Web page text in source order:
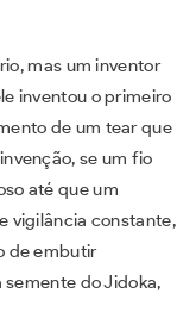
mas um inventor
inventou o primeiro
de um tear que
se um fio
até que um
vigilância constante,
de embutir
do Jidoka,